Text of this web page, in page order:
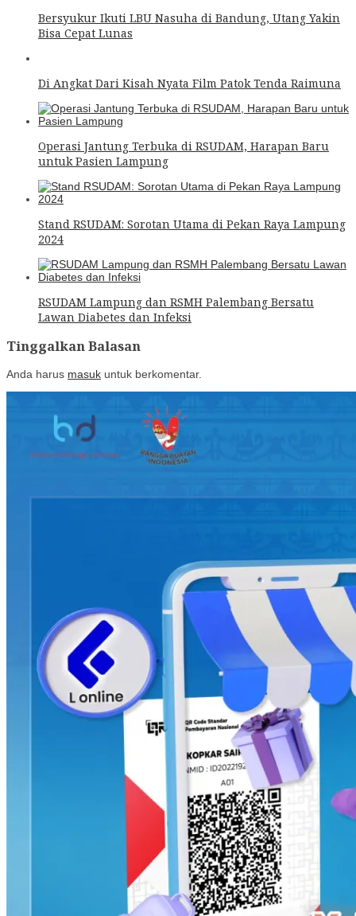
Bersyukur Ikuti LBU Nasuha di Bandung, Utang Yakin
Bisa Cepat Lunas
Di Angkat Dari Kisah Nyata Film Patok Tenda Raimuna
Operasi Jantung Terbuka di RSUDAM, Harapan Baru
untuk Pasien Lampung
Stand RSUDAM: Sorotan Utama di Pekan Raya Lampung
2024
RSUDAM Lampung dan RSMH Palembang Bersatu
Lawan Diabetes dan Infeksi
Tinggalkan Balasan
Anda harus masuk untuk berkomentar.